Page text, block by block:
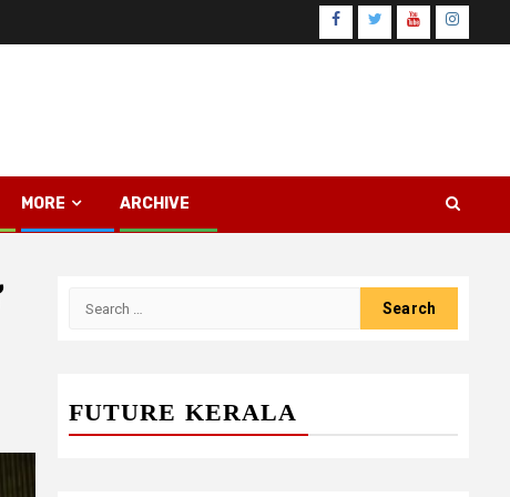
Facebook
TwitterYoutube
MORE ARCHIVE
FUTURE KERALA